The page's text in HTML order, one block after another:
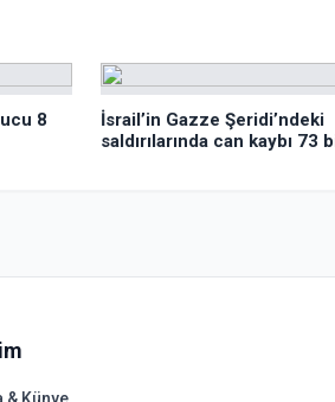
8
İsrail’in Gazze Şeridi’ndeki
saldırılarında can kaybı 73